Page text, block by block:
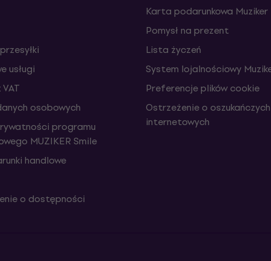
usługi
osobowych
programu
MUZIKER Smile
handlowe
o dostępności
Karta podarunkowa Muziker
Pomysł na prezent
Lista życzeń
System lojalnościowy
Preferencje plików cookie
Ostrzeżenie o
internetowych